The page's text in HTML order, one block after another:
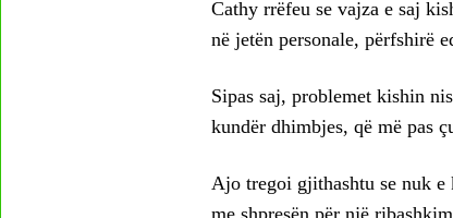
Cathy rrëfeu se vajza e saj
në jetën personale, përfshirë
Sipas saj, problemet kishin
kundër dhimbjes, që më pas
Ajo tregoi gjithashtu se nuk e
me shpresën për një